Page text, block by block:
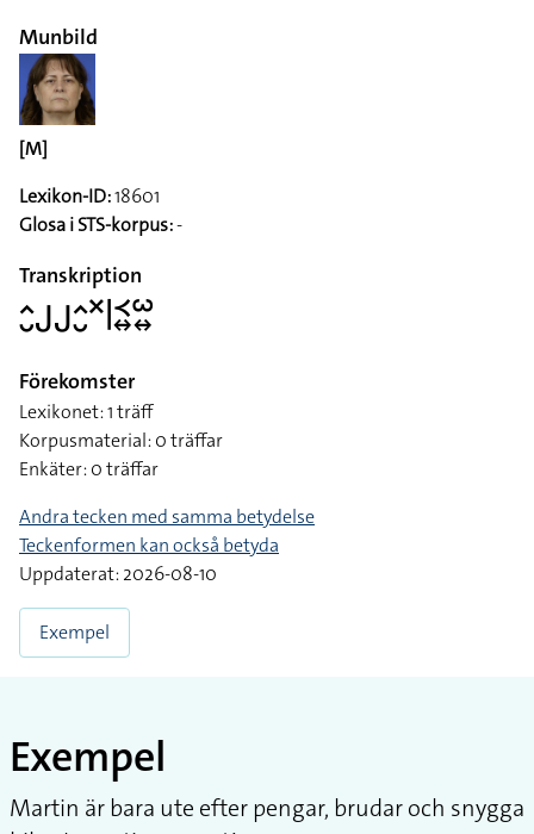
Munbild
[M]
Lexikon-ID:18601
Glosa i STS-korpus:-
Transkription
􌤵􌤷􌤢􌤢􌤵􌤷􌦎􌥼􌥹􌦉􌥱􌦉
Förekomster
Lexikonet: 1 träff
Korpusmaterial: 0 träffar
Enkäter: 0 träffar
Andra tecken med samma betydelse
Teckenformen kan också betyda
Uppdaterat: 2026-08-10
Exempel
Exempel
Martin är bara ute efter pengar, brudar och snygga